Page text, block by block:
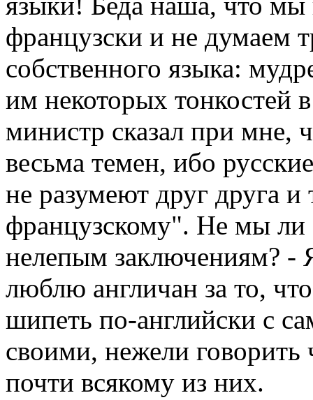
французски и не думаем
собственного языка:
им некоторых тонкостей
министр сказал при мне,
весьма темен, ибо
не разумеют друг друга
французскому". Не мы ли
нелепым заключениям? -
люблю англичан за то,
шипеть по-английски с
своими, нежели
почти всякому из них.